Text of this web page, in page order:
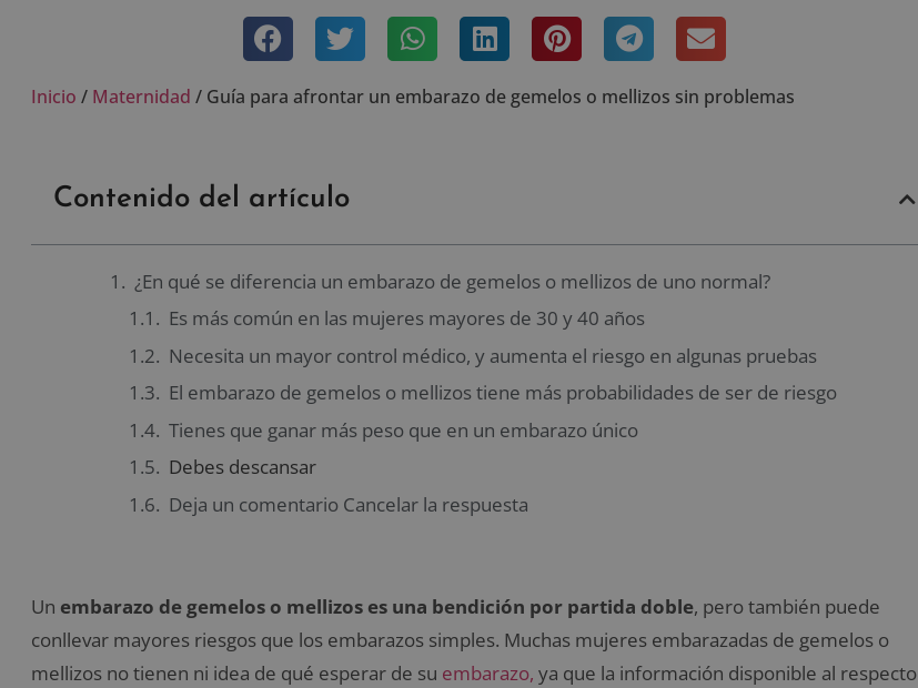
Inicio / Maternidad / Guía para afrontar un embarazo de gemelos o mellizos sin problemas
Contenido del artículo
¿En qué se diferencia un embarazo de gemelos o mellizos de uno normal?
Es más común en las mujeres mayores de 30 y 40 años
Necesita un mayor control médico, y aumenta el riesgo en algunas pruebas
El embarazo de gemelos o mellizos tiene más probabilidades de ser de riesgo
Tienes que ganar más peso que en un embarazo único
Debes descansar
Deja un comentario Cancelar la respuesta
Un embarazo de gemelos o mellizos es una bendición por partida doble, pero también puede
conllevar mayores riesgos que los embarazos simples. Muchas mujeres embarazadas de gemelos o
mellizos no tienen ni idea de qué esperar de su embarazo, ya que la información disponible al respecto